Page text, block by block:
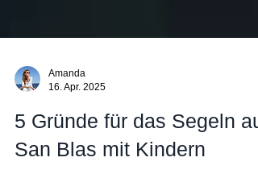
Amanda
16. Apr. 2025